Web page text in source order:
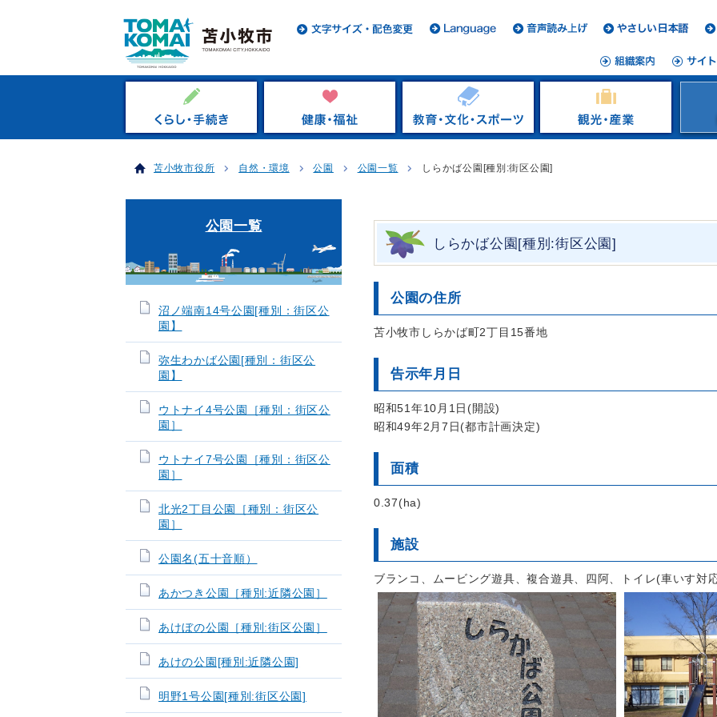
苫小牧市役所 自然・環境 公園 公園一覧 しらかば公園[種別:街区公園]
しらかば公園[種別:街区公園]
公園の住所
苫小牧市しらかば町2丁目15番地
告示年月日
昭和51年10月1日(開設)
昭和49年2月7日(都市計画決定)
面積
0.37(ha)
施設
ブランコ、ムービング遊具、複合遊具、四阿、トイレ(車いす対
公園一覧
沼ノ端南14号公園[種別：街区公
園】
弥生わかば公園[種別：街区公
園】
ウトナイ4号公園［種別：街区公
園］
ウトナイ7号公園［種別：街区公
園］
北光2丁目公園［種別：街区公
園］
公園名(五十音順）
あかつき公園［種別:近隣公園］
あけぼの公園［種別:街区公園］
あけの公園[種別:近隣公園]
明野1号公園[種別:街区公園]